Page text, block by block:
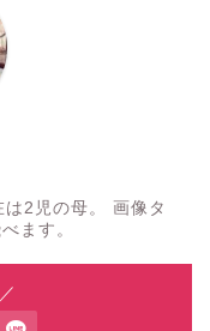
2児の母。 画像タ
ます。